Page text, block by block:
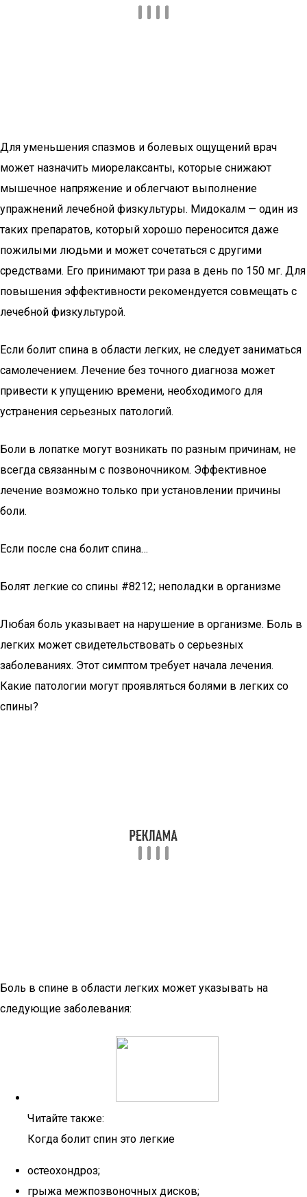
Для уменьшения спазмов и болевых ощущений врач
может назначить миорелаксанты, которые снижают
мышечное напряжение и облегчают выполнение
упражнений лечебной физкультуры. Мидокалм — один из
таких препаратов, который хорошо переносится даже
пожилыми людьми и может сочетаться с другими
средствами. Его принимают три раза в день по 150 мг. Для
повышения эффективности рекомендуется совмещать с
лечебной физкультурой.
Если болит спина в области легких, не следует заниматься
самолечением. Лечение без точного диагноза может
привести к упущению времени, необходимого для
устранения серьезных патологий.
Боли в лопатке могут возникать по разным причинам, не
всегда связанным с позвоночником. Эффективное
лечение возможно только при установлении причины
боли.
Если после сна болит спина…
Болят легкие со спины #8212; неполадки в организме
Любая боль указывает на нарушение в организме. Боль в
легких может свидетельствовать о серьезных
заболеваниях. Этот симптом требует начала лечения.
Какие патологии могут проявляться болями в легких со
спины?
Боль в спине в области легких может указывать на
следующие заболевания:
Читайте также:
Когда болит спин это легкие
остеохондроз;
грыжа межпозвоночных дисков;